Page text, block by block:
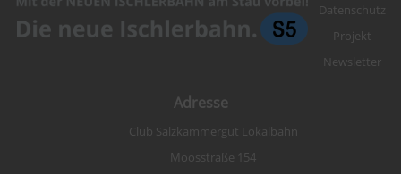
Datenschutz
Projekt
Newsletter
Adresse
Club Salzkammergut Lokalbahn
Moosstraße 154